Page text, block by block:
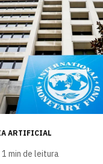
ARTIFICIAL
1 min de leitura